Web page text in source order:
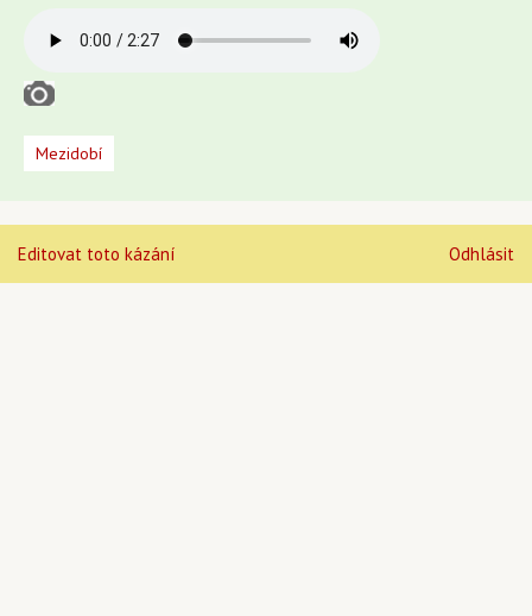
Mezidobí
Editovat toto kázání Odhlásit